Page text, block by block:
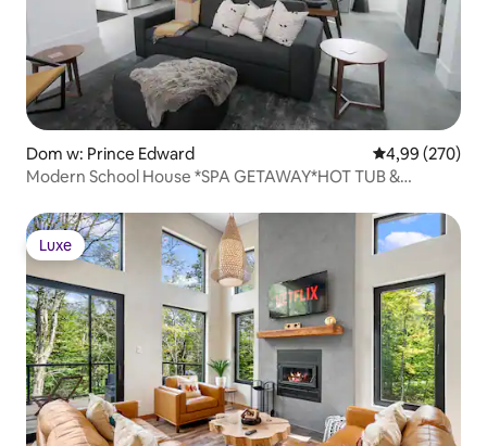
Dom w: Prince Edward Średnia
4,99 (270)
Modern School House *SPA GETAWAY*HOT TUB &
Luxe
Luxe